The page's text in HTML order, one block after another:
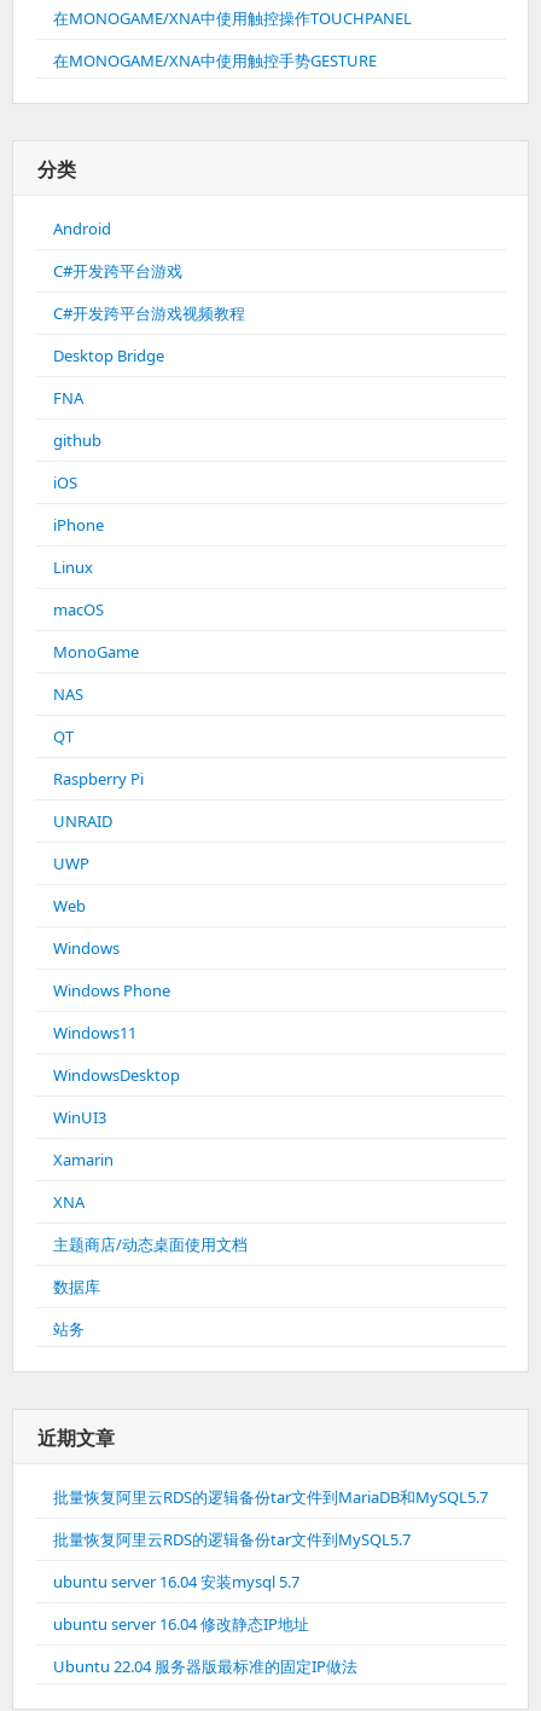
在MONOGAME/XNA中使用触控操作TOUCHPANEL
在MONOGAME/XNA中使用触控手势GESTURE
分类
Android
C#开发跨平台游戏
C#开发跨平台游戏视频教程
Desktop Bridge
FNA
github
iOS
iPhone
Linux
macOS
MonoGame
NAS
QT
Raspberry Pi
UNRAID
UWP
Web
Windows
Windows Phone
Windows11
WindowsDesktop
WinUI3
Xamarin
XNA
主题商店/动态桌面使用文档
数据库
站务
近期文章
批量恢复阿里云RDS的逻辑备份tar文件到MariaDB和MySQL5.7
批量恢复阿里云RDS的逻辑备份tar文件到MySQL5.7
ubuntu server 16.04 安装mysql 5.7
ubuntu server 16.04 修改静态IP地址
Ubuntu 22.04 服务器版最标准的固定IP做法